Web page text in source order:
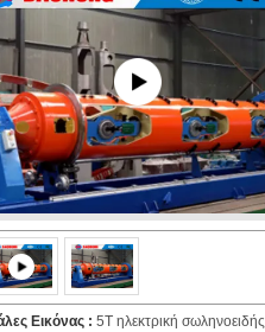
Εικόνας : 5T ηλεκτρική σωληνοειδής